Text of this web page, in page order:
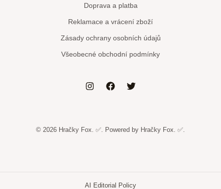
Doprava a platba
Reklamace a vrácení zboží
Zásady ochrany osobních údajů
Všeobecné obchodní podmínky
© 2026 Hračky Fox. ✅. Powered by Hračky Fox. ✅.
AI Editorial Policy